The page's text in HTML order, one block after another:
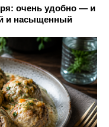
очень удобно — и
и насыщенный